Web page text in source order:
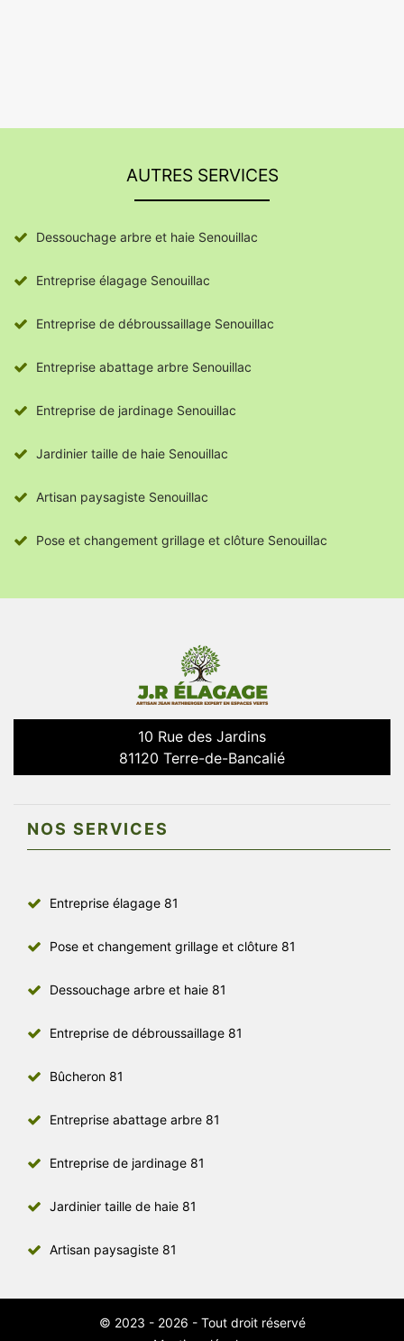
AUTRES SERVICES
Dessouchage arbre et haie Senouillac
Entreprise élagage Senouillac
Entreprise de débroussaillage Senouillac
Entreprise abattage arbre Senouillac
Entreprise de jardinage Senouillac
Jardinier taille de haie Senouillac
Artisan paysagiste Senouillac
Pose et changement grillage et clôture Senouillac
10 Rue des Jardins
81120 Terre-de-Bancalié
NOS SERVICES
Entreprise élagage 81
Pose et changement grillage et clôture 81
Dessouchage arbre et haie 81
Entreprise de débroussaillage 81
Bûcheron 81
Entreprise abattage arbre 81
Entreprise de jardinage 81
Jardinier taille de haie 81
Artisan paysagiste 81
© 2023 - 2026 - Tout droit réservé